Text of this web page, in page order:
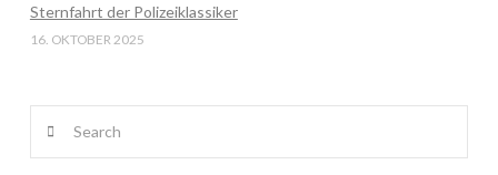
Sternfahrt der Polizeiklassiker
16. OKTOBER 2025